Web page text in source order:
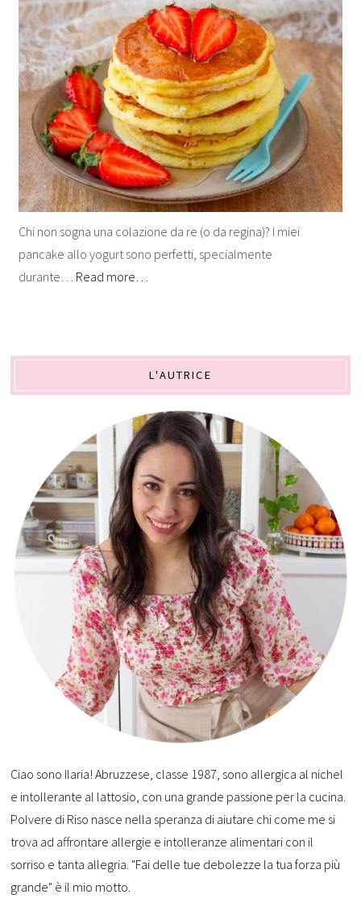
Chi non sogna una colazione da re (o da regina)? I miei
pancake allo yogurt sono perfetti, specialmente
durante… Read more…
L'AUTRICE
Ciao sono Ilaria! Abruzzese, classe 1987, sono allergica al nichel
e intollerante al lattosio, con una grande passione per la cucina.
Polvere di Riso nasce nella speranza di aiutare chi come me si
trova ad affrontare allergie e intolleranze alimentari con il
sorriso e tanta allegria. "Fai delle tue debolezze la tua forza più
grande" è il mio motto.